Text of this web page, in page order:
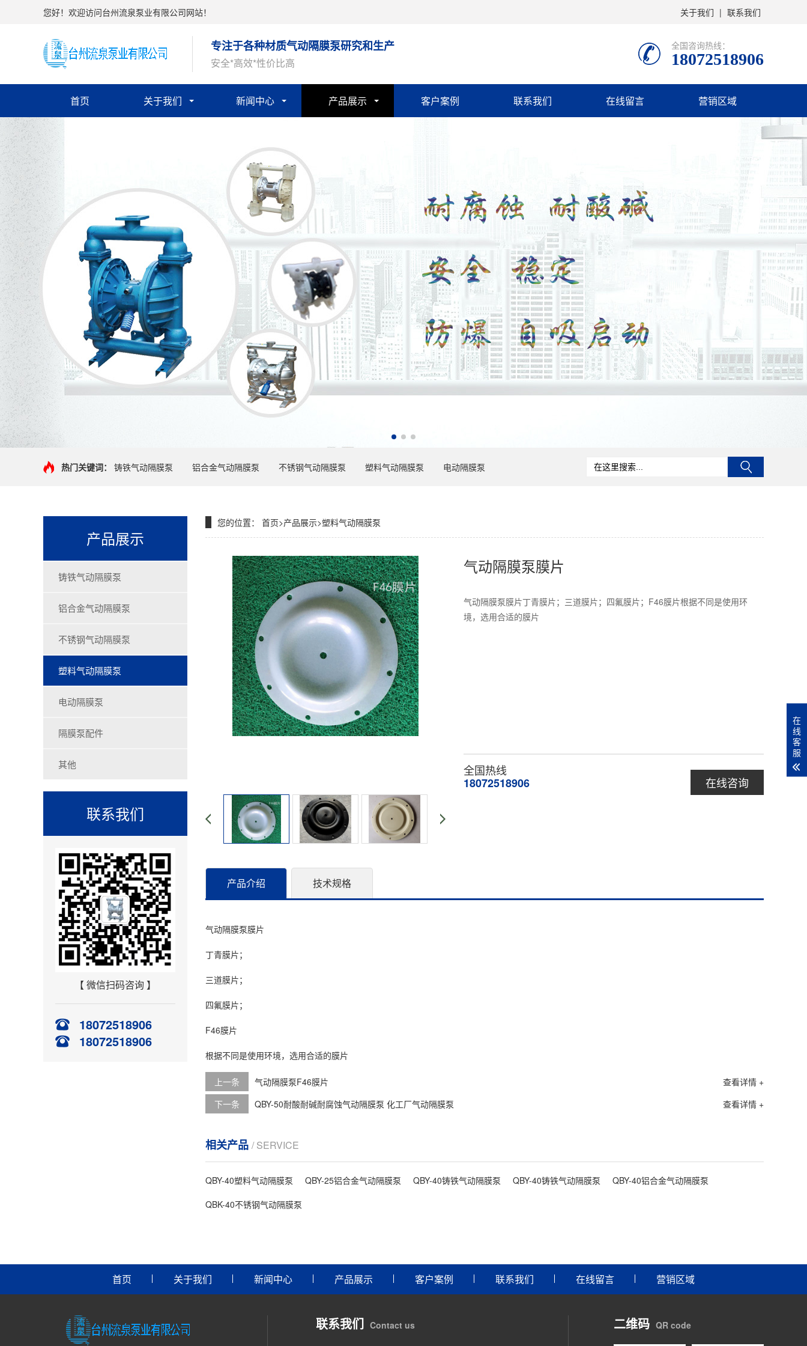
您好！欢迎访问台州流泉泵业有限公司网站！ 关于我们 | 联系我们
专注于各种材质气动隔膜泵研究和生产
安全*高效*性价比高
全国咨询热线：
18072518906
首页 关于我们 新闻中心 产品展示 客户案例 联系我们 在线留言 营销区域
热门关键词： 铸铁气动隔膜泵 铝合金气动隔膜泵 不锈钢气动隔膜泵 塑料气动隔膜泵 电动隔膜泵
产品展示
铸铁气动隔膜泵
铝合金气动隔膜泵
不锈钢气动隔膜泵
塑料气动隔膜泵
电动隔膜泵
隔膜泵配件
其他
联系我们
【 微信扫码咨询 】
18072518906
18072518906
您的位置： 首页>产品展示>塑料气动隔膜泵
气动隔膜泵膜片
气动隔膜泵膜片丁青膜片；三道膜片；四氟膜片；F46膜片根据不同是使用环
境，选用合适的膜片
在线咨询
全国热线
18072518906
产品介绍 技术规格
气动隔膜泵膜片
丁青膜片；
三道膜片；
四氟膜片；
F46膜片
根据不同是使用环境，选用合适的膜片
上一条 查看详情 +
气动隔膜泵F46膜片
下一条
查看详情 +
QBY-50耐酸耐碱耐腐蚀气动隔膜泵 化工厂气动隔膜泵
相关产品 / SERVICE
QBY-40塑料气动隔膜泵 QBY-25铝合金气动隔膜泵 QBY-40铸铁气动隔膜泵 QBY-40铸铁气动隔膜泵
QBY-40铝合金气动隔膜泵
QBK-40不锈钢气动隔膜泵
首页 关于我们 新闻中心 产品展示 客户案例 联系我们 在线留言 营销区域
联系我们 Contact us 二维码 QR code
在
线
客
服